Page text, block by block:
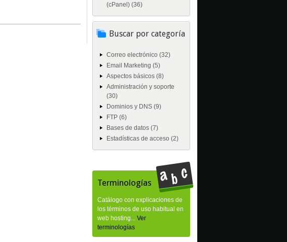
(cPanel) (36)
Buscar por categoría
Correo electrónico (32)
Email Marketing (5)
Aspectos básicos (8)
Administración y soporte
(30)
Dominios y DNS (9)
FTP (6)
Bases de datos (7)
Estadísticas de acceso (2)
Terminologías
Catálogo con explicaciones de
los términos de uso habitual en
web hosting... Ver
terminologías